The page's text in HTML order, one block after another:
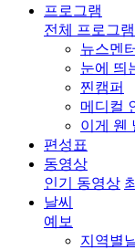
프로그램
전체 프로그램
뉴스멘
눈에 띄
찐캠퍼
메디컬
이게 웬
편성표
동영상
인기 동영상
날씨
예보
지역별